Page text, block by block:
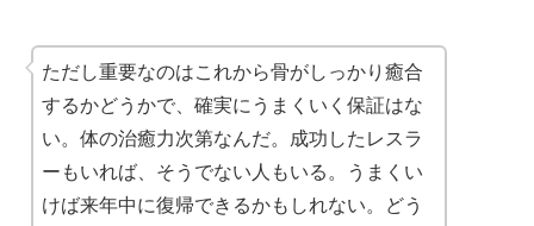
ただし重要なのはこれから骨がしっかり癒合
するかどうかで、確実にうまくいく保証はな
い。体の治癒力次第なんだ。成功したレスラ
ーもいれば、そうでない人もいる。うまくい
けば来年中に復帰できるかもしれない。どう